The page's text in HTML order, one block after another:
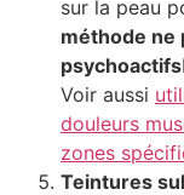
sur la peau
méthode ne
psychoactifs
Voir aussi
douleurs
zones
Teintures